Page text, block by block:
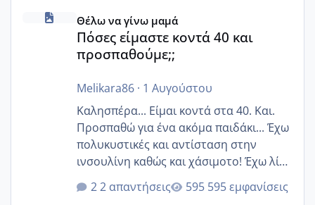
Πόσες είμαστε κοντά 40 και προσπαθούμε;;
Θέλω να γίνω μαμά
Πόσες είμαστε κοντά 40 και
προσπαθούμε;;
Melikara86· 1 Αυγούστου
Καλησπέρα... Είμαι κοντά στα 40. Και.
Προσπαθώ για ένα ακόμα παιδάκι... Έχω
πολυκυστικές και αντίσταση στην
ινσουλίνη καθώς και χάσιμοτο! Έχω λίγα
κιλά παραπάνω και όσο κ αν προσπαθώ
δεν χάνω εύκολα! Προσπαθώ για ακόμη
2 απαντήσεις 595 εμφανίσεις